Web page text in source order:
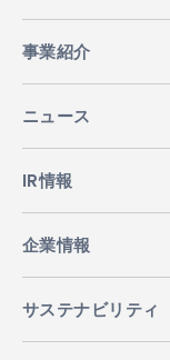
事業紹介
ニュース
IR情報
企業情報
サステナビリティ